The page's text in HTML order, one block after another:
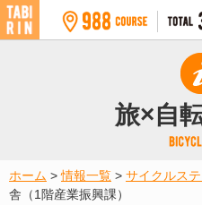
旅×自
ホーム >情報一覧 > サイクルス
舎（1階産業振興課）